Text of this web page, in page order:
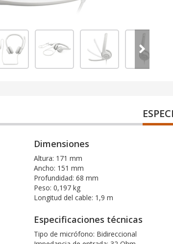
Dimensiones
Altura: 171 mm
Ancho: 151 mm
Profundidad: 68 mm
Peso: 0,197 kg
Longitud del cable: 1,9 m
Especificaciones técnicas
Tipo de micrófono: Bidireccional